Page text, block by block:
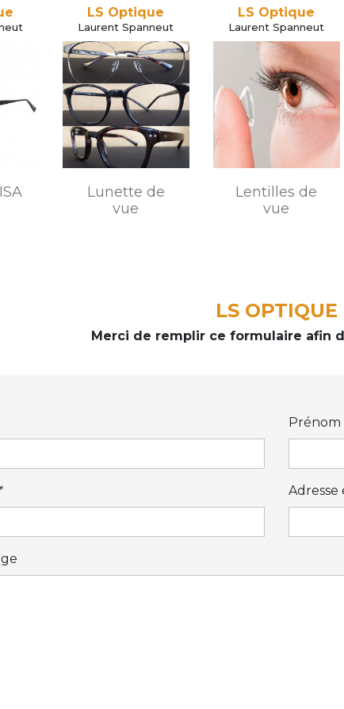
LS Optique
Laurent Spanneut
Lunette de
vue
LS Optique
Laurent Spanneut
Lentilles de
vue
LS OPTIQUE
Merci de remplir ce formulaire afin
Prénom
Adresse